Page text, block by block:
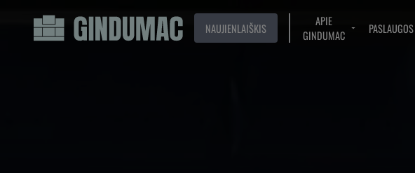
NAUJIENLAIŠKIS
APIE
GINDUMAC
PASLAUGOS